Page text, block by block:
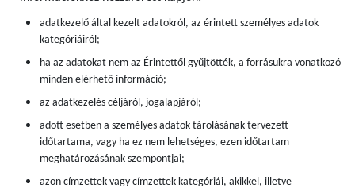
adatkezelő által kezelt adatokról, az érintett személyes adatok
kategóriáiról;
ha az adatokat nem az Érintettől gyűjtötték, a forrásukra vonatkozó
minden elérhető információ;
az adatkezelés céljáról, jogalapjáról;
adott esetben a személyes adatok tárolásának tervezett
időtartama, vagy ha ez nem lehetséges, ezen időtartam
meghatározásának szempontjai;
azon címzettek vagy címzettek kategóriái, akikkel, illetve